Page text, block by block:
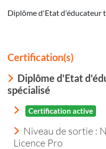
Diplôme d'Etat d'éducateur
Certification(s)
Diplôme d'Etat
spécialisé
Certification active
Niveau de sortie :
Licence Pro